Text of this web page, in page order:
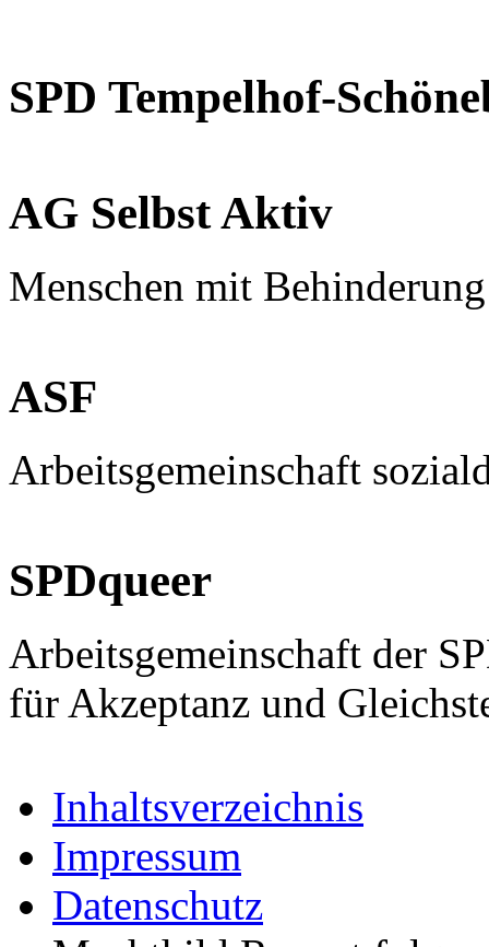
SPD Tempelhof-
AG Selbst Aktiv
Menschen mit
ASF
Arbeitsgemeinschaft
SPDqueer
Arbeitsgemeinschaft der
für Akzeptanz und
Inhaltsverzeichnis
Impressum
Datenschutz